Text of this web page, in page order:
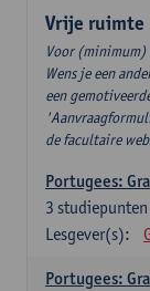
Vrije ruimte
Voor
Wens je een
een
de facultaire
Portugees:
3 studiepunten
Lesgever(s):
Portugees: